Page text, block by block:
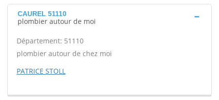
CAUREL 51110
plombier autour de moi
Département: 51110
plombier autour de chez moi
PATRICE STOLL